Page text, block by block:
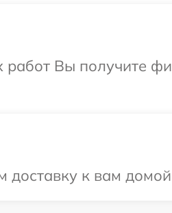
работ Вы получите
к вам